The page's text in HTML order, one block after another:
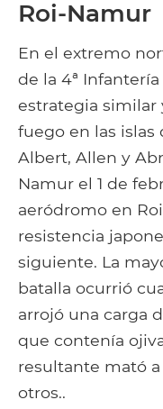
Roi-Namur
En el extremo
de la 4ª
estrategia similar
fuego en las islas
Albert, Allen y
Namur el 1 de
aeródromo en
resistencia
siguiente. La
batalla ocurrió
arrojó una carga
que contenía
resultante mató
otros..